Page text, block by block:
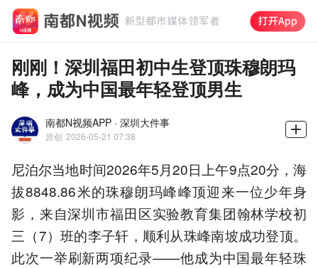
刚刚！深圳福田初中生登顶珠穆朗玛
峰，成为中国最年轻登顶男生
南都N视频APP · 深圳大件事
原创 2026-05-21 07:38
尼泊尔当地时间2026年5月20日上午9点20分，海
拔8848.86米的珠穆朗玛峰峰顶迎来一位少年身
影，来自深圳市福田区实验教育集团翰林学校初
三（7）班的李子轩，顺利从珠峰南坡成功登顶。
此次一举刷新两项纪录——他成为中国最年轻珠